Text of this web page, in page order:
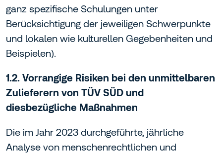
ganz spezifische Schulungen unter
Berücksichtigung der jeweiligen Schwerpunkte
und lokalen wie kulturellen Gegebenheiten und
Beispielen).
1.2. Vorrangige Risiken bei den unmittelbaren
Zulieferern von TÜV SÜD und
diesbezügliche Maßnahmen
Die im Jahr 2023 durchgeführte, jährliche
Analyse von menschenrechtlichen und